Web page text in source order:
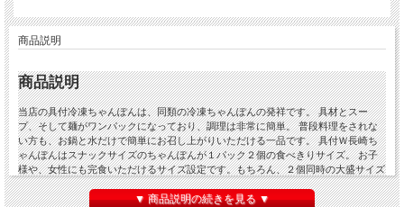
商品説明
商品説明
当店の具付冷凍ちゃんぽんは、同類の冷凍ちゃんぽんの発祥です。 具材とスー
プ、そして麺がワンパックになっており、調理は非常に簡単。 普段料理をされな
い方も、お鍋と水だけで簡単にお召し上がりいただける一品です。 具付Ｗ長崎ち
ゃんぽんはスナックサイズのちゃんぽんが１パック２個の食べきりサイズ。 お子
様や、女性にも完食いただけるサイズ設定です。もちろん、２個同時の大盛サイズ
にも。 自食はもちろん、御中元、御歳暮などのご贈答にもご愛顧いただいており
ます。
▼ 商品説明の続きを見る ▼